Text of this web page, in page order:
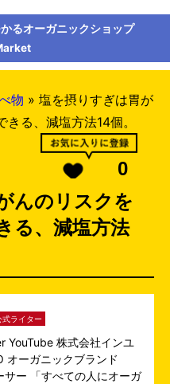
るオーガニックショップ
物 » 塩を摂りすぎは胃が
る、減塩方法14個。
0
んのリスクを
る、減塩方法
ライター
YouTube株式会社インユ
オーガニックブランド
サー 「すべての人にオーガ